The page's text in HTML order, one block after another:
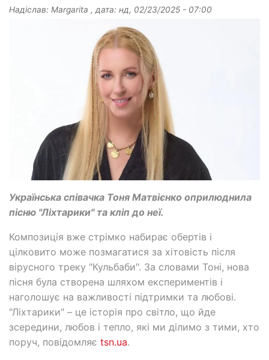
Надіслав: Margarita , дата: нд, 02/23/2025 - 07:00
Українська співачка Тоня Матвієнко оприлюднила
пісню "Ліхтарики" та кліп до неї.
Композиція вже стрімко набирає обертів і
цілковито може позмагатися за хітовість після
вірусного треку "Кульбаби". За словами Тоні, нова
пісня була створена шляхом експериментів і
наголошує на важливості підтримки та любові.
"Ліхтарики" – це історія про світло, що йде
зсередини, любов і тепло, які ми ділимо з тими, хто
поруч, повідомляє tsn.ua.